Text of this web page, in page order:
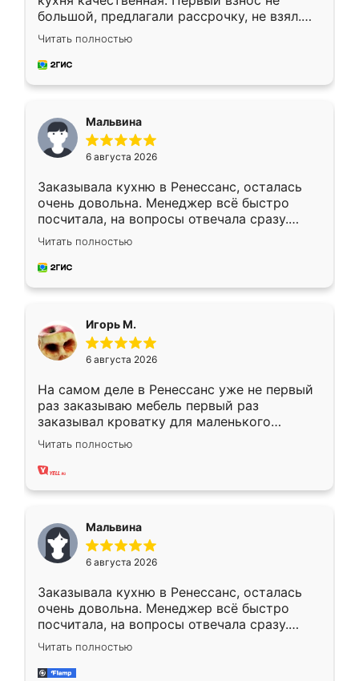
большой, предлагали рассрочку, не взял.
Ждал меньше месяца, сборщик с прямыми
руками. По цене вышло адекватно.
Рекомендую!
Читать полностью
Мальвина
6 августа 2026
Заказывала кухню в Ренессанс, осталась
очень довольна. Менеджер всё быстро
посчитала, на вопросы отвечала сразу.
Замерщик приехал в субботу, подошёл к
делу со всей ответственностью. Собрали
за день, ребята работали аккуратно, даже
Читать полностью
Игорь М.
6 августа 2026
На самом деле в Ренессанс уже не первый
раз заказываю мебель первый раз
заказывал кроватку для маленького
ребёнка при его рождении ,во второй раз
заказал шкаф-купе. По качеству очень
хорошее сборка достаточно быстрая,
меньше, здесь же он более разнообразный.
Мне нравится ,если что-то потребуется из
мебели буду заказывать только здесь.
Читать полностью
Мальвина
6 августа 2026
Заказывала кухню в Ренессанс, осталась
очень довольна. Менеджер всё быстро
посчитала, на вопросы отвечала сразу.
Замерщик приехал в субботу, подошёл к
делу со всей ответственностью. Собрали
за день, ребята работали аккуратно, даже
Читать полностью